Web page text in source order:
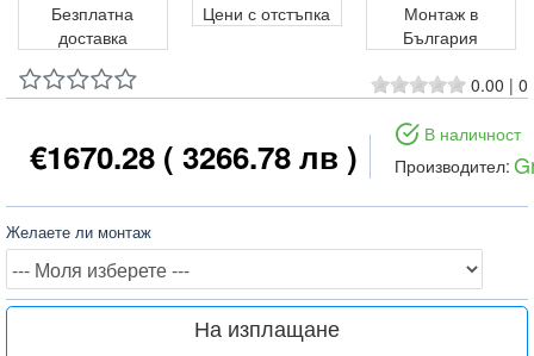
0.00 | 0
€1670.28 ( 3266.78 лв )
В наличност
Производител:
Желаете ли монтаж
На изплащане
Безплатна
доставка
Цени с отстъпка
Монтаж в
България